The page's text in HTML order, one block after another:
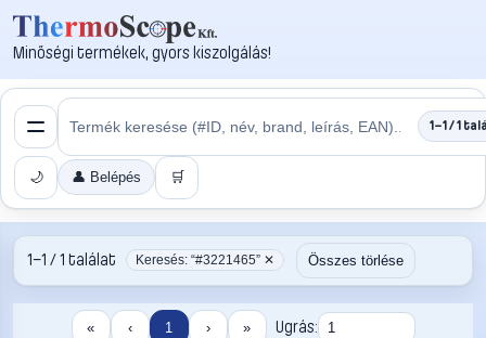
Minőségi termékek, gyors kiszolgálás!
1–1 / 1
🌙 👤 Belépés 🛒
1–1 / 1 találat Keresés: “#3221465” ✕ Összes törlése
« ‹ 1 › »
Ugrás: